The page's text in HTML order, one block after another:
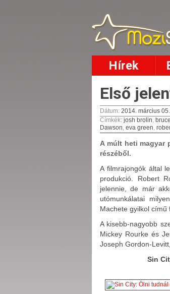
Hírek
Első
Dátum: 2014. március
Címkék: josh brolin,
Dawson, eva green,
A múlt heti magyar
részéből.
A filmrajongók által
produkció. Robert
jelennie, de már
utómunkálatai
Machete gyilkol című
A kisebb-nagyobb
Mickey Rourke és
Joseph Gordon-
Sin